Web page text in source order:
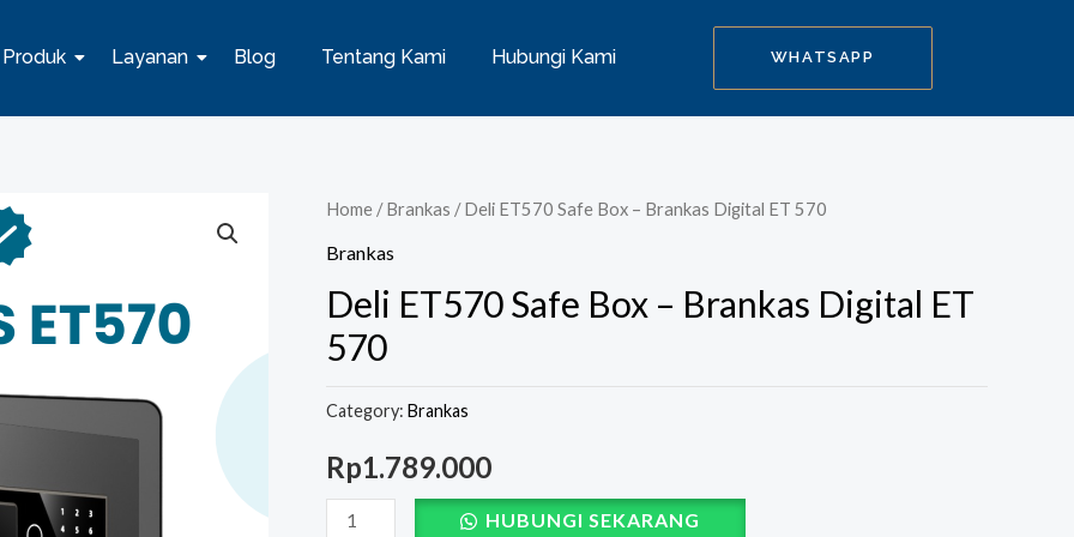
Produk Layanan Blog Tentang Kami Hubungi Kami WHATSAPP
Home /Brankas / Deli ET570 Safe Box – Brankas Digital ET 570
Brankas
Deli ET570 Safe Box – Brankas Digital ET
570
Category: Brankas
Rp1.789.000
Deli
ET570
Box
-
Digital
ET
570
quantity
HUBUNGI SEKARANG